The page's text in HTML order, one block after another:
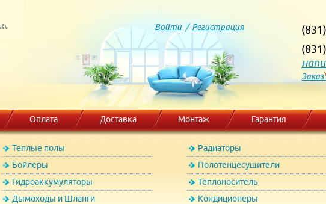
Войти/ Регистрация
Заказ
Оплата Доставка Монтаж Гарантия
Теплые полы
Радиаторы
Бойлеры
Полотенцесушители
Гидроаккумуляторы
Теплоноситель
Дымоходы и Шланги
Кондиционеры